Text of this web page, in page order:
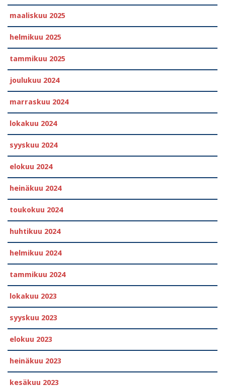
maaliskuu 2025
helmikuu 2025
tammikuu 2025
joulukuu 2024
marraskuu 2024
lokakuu 2024
syyskuu 2024
elokuu 2024
heinäkuu 2024
toukokuu 2024
huhtikuu 2024
helmikuu 2024
tammikuu 2024
lokakuu 2023
syyskuu 2023
elokuu 2023
heinäkuu 2023
kesäkuu 2023